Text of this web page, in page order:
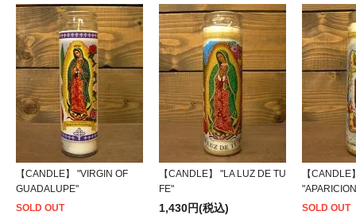
【CANDLE】 "VIRGIN OF
GUADALUPE"
SOLD OUT
【CANDLE】 "LA LUZ DE TU
FE"
1,430円(税込)
【CANDLE
SOLD OUT